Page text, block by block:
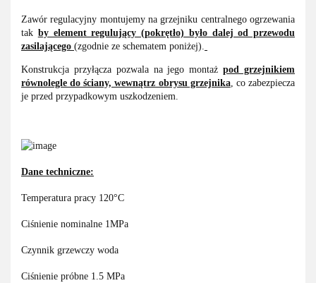
Zawór regulacyjny montujemy na grzejniku centralnego ogrzewania
tak by element regulujący (pokrętło) było dalej od przewodu
zasilającego (zgodnie ze schematem poniżej).
Konstrukcja przyłącza pozwala na jego montażpod grzejnikiem
równolegle do ściany, wewnątrz obrysu grzejnika, co zabezpiecza
je przed przypadkowym uszkodzeniem.
Dane techniczne:
Temperatura pracy 120°C
Ciśnienie nominalne 1MPa
Czynnik grzewczy woda
Ciśnienie próbne 1.5 MPa